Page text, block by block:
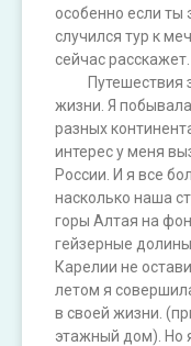
особенно если ты
случился тур к
сейчас расскажет.
⠀⠀⠀Путешествия
жизни. Я
разных
интерес у меня
России. И я все
насколько наша
горы Алтая на
гейзерные
Карелии не
летом я
в своей жизни.
этажный дом). Но